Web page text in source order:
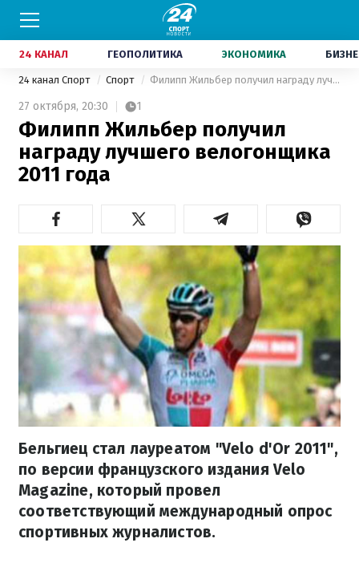
24 КАНАЛ ГЕОПОЛИТИКА ЭКОНОМИКА
24 канал Спорт Спорт Филипп Жильбер получил награду лучшего велогонщика 2011 года
27 октября, 20:30 1
Филипп Жильбер получил
награду лучшего велогонщика
2011 года
Бельгиец стал лауреатом "Velo d'Or 2011",
по версии французского издания Velo
Magazine, который провел
соответствующий международный опрос
спортивных журналистов.